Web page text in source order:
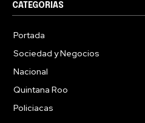
CATEGORIAS
Portada
Sociedad y Negocios
Nacional
Quintana Roo
Policiacas